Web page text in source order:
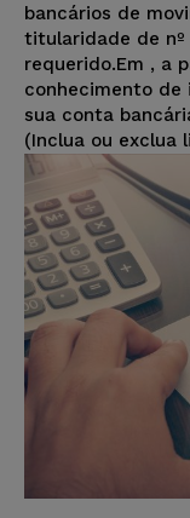
bancários de
titularidade de
requerido.Em , a
conhecimento de
sua conta
(Inclua ou exclua